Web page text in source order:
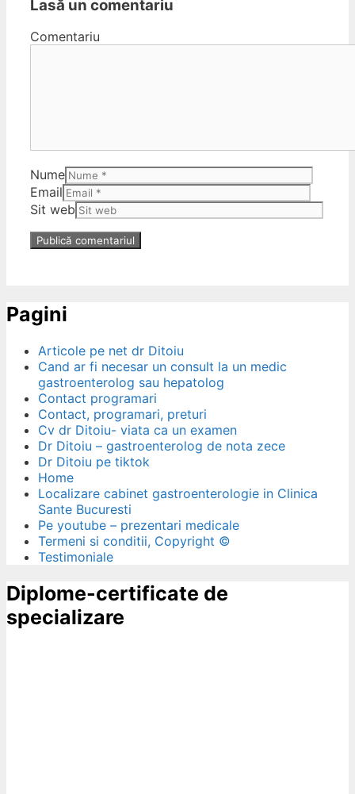
Lasă un comentariu
Comentariu
Nume
Email
Sit web
Pagini
Articole pe net dr Ditoiu
Cand ar fi necesar un consult la un medic
gastroenterolog sau hepatolog
Contact programari
Contact, programari, preturi
Cv dr Ditoiu- viata ca un examen
Dr Ditoiu – gastroenterolog de nota zece
Dr Ditoiu pe tiktok
Home
Localizare cabinet gastroenterologie in Clinica
Sante Bucuresti
Pe youtube – prezentari medicale
Termeni si conditii, Copyright ©
Testimoniale
Diplome-certificate de
specializare